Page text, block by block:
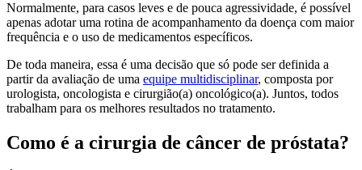
Normalmente, para casos leves e de pouca agressividade, é possível
apenas adotar uma rotina de acompanhamento da doença com maior
frequência e o uso de medicamentos específicos.
De toda maneira, essa é uma decisão que só pode ser definida a
partir da avaliação de uma equipe multidisciplinar, composta por
urologista, oncologista e cirurgião(a) oncológico(a). Juntos, todos
trabalham para os melhores resultados no tratamento.
Como é a cirurgia de câncer de próstata?